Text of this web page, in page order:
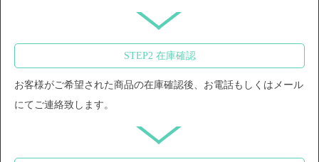
STEP2 在庫確認
お客様がご希望された商品の在庫確認後、お電話もしくはメール
にてご連絡致します。